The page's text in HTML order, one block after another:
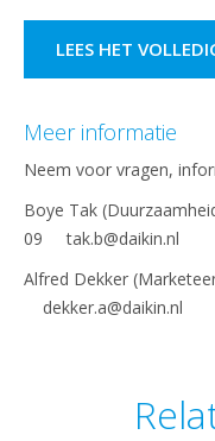
LEES HET
Meer informatie
Neem voor vragen,
Boye Tak
09 tak.b@daikin.nl
Alfred Dekker
dekker.a@daikin.nl